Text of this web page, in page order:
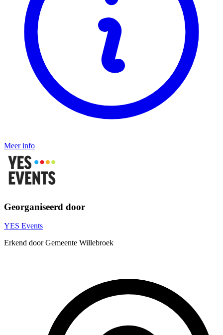
Meer info
Georganiseerd door
YES Events
Erkend door Gemeente Willebroek